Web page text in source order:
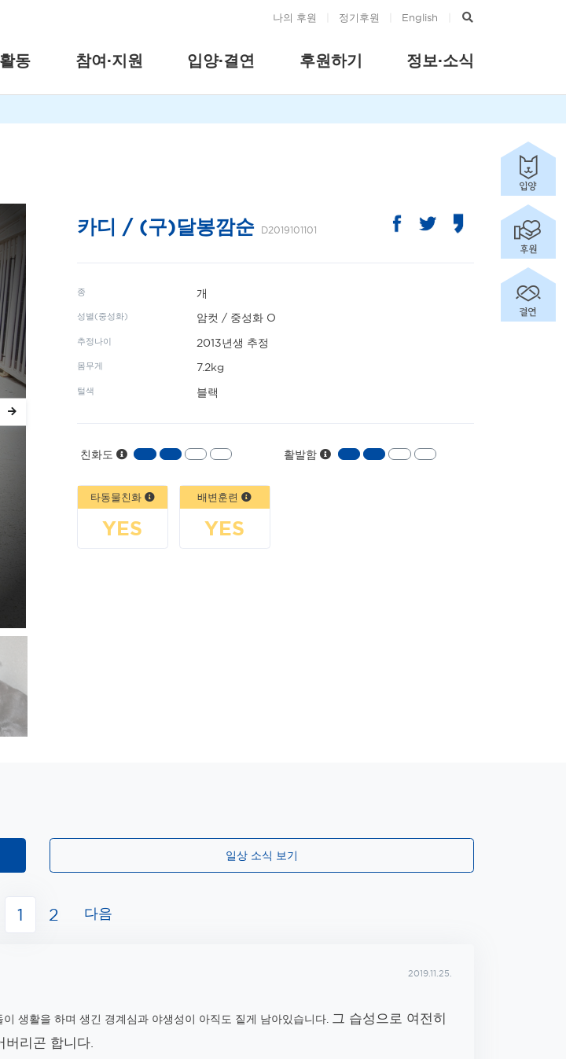
나의 후원 정기후원 English
동 참여·지원 입양·결연 후원하기 정보·소식
카디 / (구)달봉깜순 D2019101101
종 개
성별(중성화) 암컷 / 중성화 O
추정나이 2013년생 추정
몸무게 7.2kg
털색 블랙
친화도 활발함
타동물친화
YES
배변훈련
YES
일상 소식 보기
1 2 다음
2019.11.25.
생활을 하며 생긴 경계심과 야생성이 아직도 짙게 남아있습니다. 그 습성으로 여전히
리곤 합니다.